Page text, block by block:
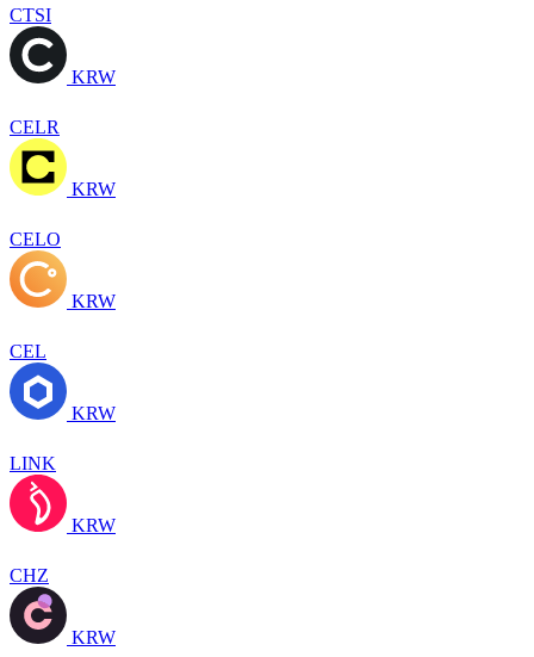
CTSI
KRW
CELR
KRW
CELO
KRW
CEL
KRW
LINK
KRW
CHZ
KRW